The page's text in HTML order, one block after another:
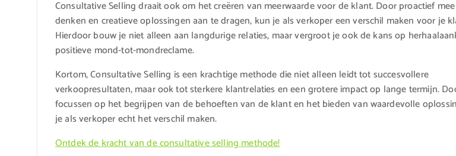
Consultative Selling draait ook om het creëren van meerwaarde voor de klant. Door proactief
denken en creatieve oplossingen aan te dragen, kun je als verkoper een verschil maken voor je
Hierdoor bouw je niet alleen aan langdurige relaties, maar vergroot je ook de kans op
positieve mond-tot-mondreclame.
Kortom, Consultative Selling is een krachtige methode die niet alleen leidt tot succesvollere
verkoopresultaten, maar ook tot sterkere klantrelaties en een grotere impact op lange termijn.
focussen op het begrijpen van de behoeften van de klant en het bieden van waardevolle
je als verkoper echt het verschil maken.
Ontdek de kracht van de consultative selling methode!